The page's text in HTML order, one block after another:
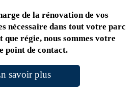
de la rénovation de vos
nécessaire dans tout votre parc
régie, nous sommes votre
point de contact.
savoir plus